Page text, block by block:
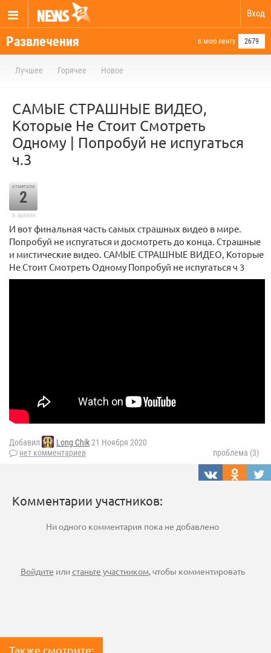
Вход
Развлечения в мою ленту 2679
Лучшее Горячее Новое
САМЫЕ СТРАШНЫЕ ВИДЕО,
Которые Не Стоит Смотреть
Одному | Попробуй не испугаться
ч.3
отметили
2
в архиве
И вот финальная часть самых страшных видео в мире.
Попробуй не испугаться и досмотреть до конца. Страшные
и мистические видео. САМЫЕ СТРАШНЫЕ ВИДЕО, Которые
Не Стоит Смотреть Одному Попробуй не испугаться ч 3
Добавил Long Chik21 Ноября 2020
нет комментариев
проблема (3)
Комментарии участников:
Ни одного комментария пока не добавлено
Войдите илистаньте участником, чтобы комментировать
Также смотрите: